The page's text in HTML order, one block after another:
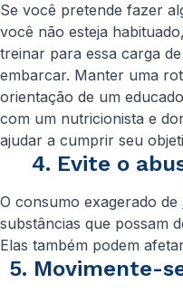
Se você pretende fazer
você não esteja
treinar para essa carga
embarcar. Manter uma
orientação de um
com um nutricionista e
ajudar a cumprir seu
4. Evite o
O consumo exagerado de
substâncias que possam
Elas também podem
5. Movimente-